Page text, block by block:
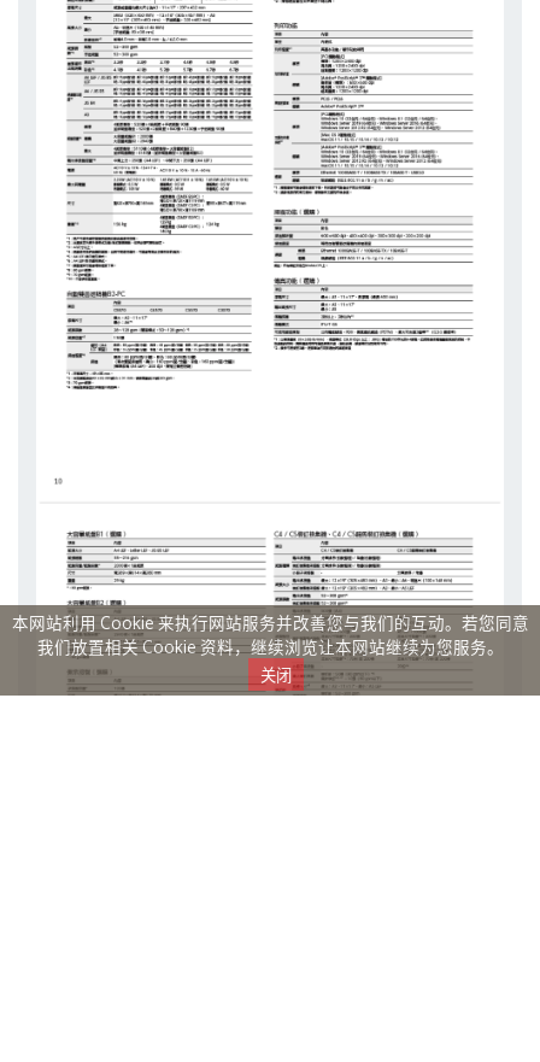
本网站利用 Cookie 来执行网站服务并改善您与我们的互动。若您同意
我们放置相关 Cookie 资料，继续浏览让本网站继续为您服务。